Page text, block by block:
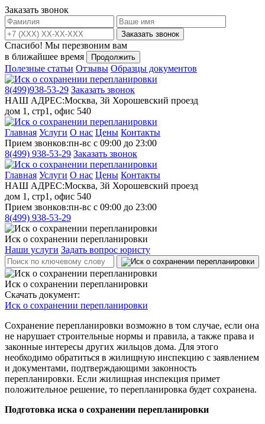
Заказать звонок
Заказать звонок
Спасибо! Мы перезвоним вам
в ближайшее время
Продолжить
Полезные статьи Отзывы Образцы документов
8(499)938-53-29 Заказать звонок
НАШ АДРЕС:Москва, 3й Хорошевский проезд
дом 1, стр1, офис 540
Главная Услуги О нас Цены Контакты
Прием звонков:пн-вс с 09:00 до 23:00
8(499) 938-53-29 Заказать звонок
Главная Услуги О нас Цены Контакты
НАШ АДРЕС:Москва, 3й Хорошевский проезд
дом 1, стр1, офис 540
Прием звонков:пн-вс с 09:00 до 23:00
8(499) 938-53-29
Иск о сохранении перепланировки
Наши услуги Задать вопрос юристу
Иск о сохранении перепланировки
Скачать документ:
Иск о сохранении перепланировки
Сохранение перепланировки возможно в том случае, если она
не нарушает строительные нормы и правила, а также права и
законные интересы других жильцов дома. Для этого
необходимо обратиться в жилищную инспекцию с заявлением
и документами, подтверждающими законность
перепланировки. Если жилищная инспекция примет
положительное решение, то перепланировка будет сохранена.
Подготовка иска о сохранении перепланировки